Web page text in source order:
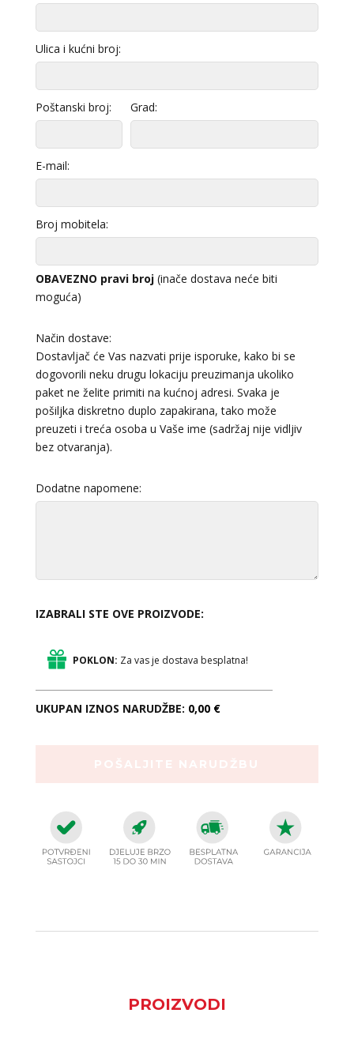
Ulica i kućni broj:
Poštanski broj: Grad:
E-mail:
Broj mobitela:
OBAVEZNO pravi broj(inače dostava neće biti
moguća)
Način dostave:
Dostavljač će Vas nazvati prije isporuke, kako bi se
dogovorili neku drugu lokaciju preuzimanja ukoliko
paket ne želite primiti na kućnoj adresi. Svaka je
pošiljka diskretno duplo zapakirana, tako može
preuzeti i treća osoba u Vaše ime (sadržaj nije vidljiv
bez otvaranja).
Dodatne napomene:
IZABRALI STE OVE PROIZVODE:
POKLON: Za vas je dostava besplatna!
UKUPAN IZNOS NARUDŽBE: 0,00 €
PROIZVODI